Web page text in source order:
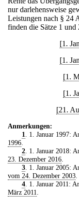
nur darlehensweise
Leistungen nach § 24
finden die Sätze 1
[1.
[1.
[1.
[1.
[21.
Anmerkungen:
1. 1. Januar 1997:
1996.
2. 1. Januar 2018:
23. Dezember 2016.
3. 1. Januar 2005:
vom 24. Dezember 2003.
4. 1. Januar 2011:
März 2011.